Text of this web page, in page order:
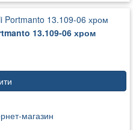
13.109-06 хром
магазин